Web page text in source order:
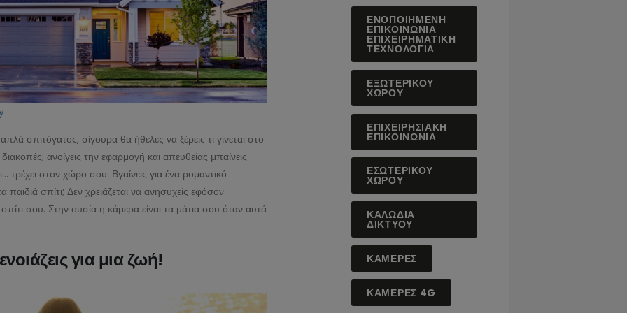
σπιτόγατος, σίγουρα θα ήθελες να ξέρεις τι γίνεται στο
ανοίγεις την εφαρμογή και απευθείας μπαίνεις
τρέχει στον χώρο σου. Βγαίνεις για ένα ρομαντικό
παιδιά σπίτι; Δεν χρειάζεται να ανησυχείς εφόσον
σου. Στην ουσία η κάμερα είναι τα μάτια σου όταν αυτά
για μια ζωή!
ΑΣΦΆΛΕΙΑ
ΔΙΚΤΎΟΥ
ΔΙΑΔΙΚΤΥΑΚΈΣ
ΚΛΉΣΕΙΣ
ΕΝΟΠΟΙΗΜΈΝΗ
ΕΠΙΚΟΙΝΩΝΊΑ
ΕΠΙΧΕΙΡΗΜΑΤΙΚΉ
ΤΕΧΝΟΛΟΓΊΑ
ΕΞΩΤΕΡΙΚΟΎ
ΧΏΡΟΥ
ΕΠΙΧΕΙΡΗΣΙΑΚΉ
ΕΠΙΚΟΙΝΩΝΊΑ
ΕΣΩΤΕΡΙΚΟΎ
ΧΏΡΟΥ
ΚΑΛΩΔΙΑ